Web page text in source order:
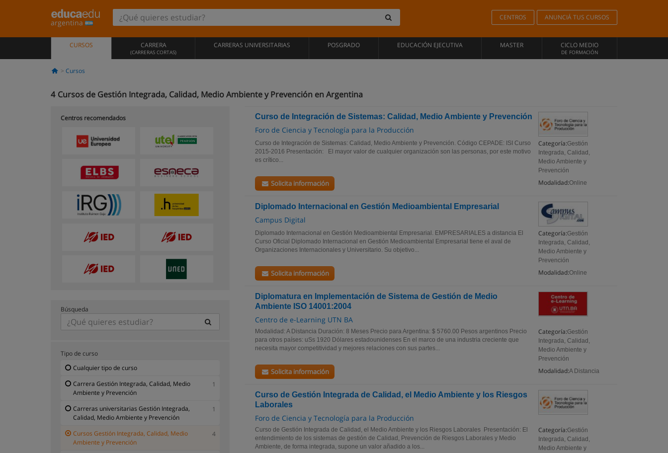
argentina
CENTROS ANUNCIÁ TUS CURSOS
CURSOS CARRERA
(CARRERAS CORTAS)
CARRERAS UNIVERSITARIAS POSGRADO EDUCACIÓN EJECUTIVA MASTER CICLO MEDIO
DE FORMACIÓN
Cursos
4 Cursos de Gestión Integrada, Calidad, Medio Ambiente y Prevención en Argentina
Curso de Integración de Sistemas: Calidad, Medio Ambiente y Prevención
Foro de Ciencia y Tecnología para la Producción
Categoría:Gestión
Integrada, Calidad,
Medio Ambiente y
Prevención
Modalidad:Online
Curso de Integración de Sistemas: Calidad, Medio Ambiente y Prevención. Código CEPADE: ISI Curso
2015-2016 Presentación: El mayor valor de cualquier organización son las personas, por este motivo
es crítico...
Solicita información
Diplomado Internacional en Gestión Medioambiental Empresarial
Campus Digital
Categoría:Gestión
Integrada, Calidad,
Medio Ambiente y
Prevención
Modalidad:Online
Diplomado Internacional en Gestión Medioambiental Empresarial. EMPRESARIALES a distancia El
Curso Oficial Diplomado Internacional en Gestión Medioambiental Empresarial tiene el aval de
Organizaciones Internacionales y Universitario. Su objetivo...
Solicita información
Diplomatura en Implementación de Sistema de Gestión de Medio
Ambiente ISO 14001:2004
Centro de e-Learning UTN BA
Categoría:Gestión
Integrada, Calidad,
Medio Ambiente y
Prevención
Modalidad:A Distancia
Modalidad: A Distancia Duración: 8 Meses Precio para Argentina: $ 5760.00 Pesos argentinos Precio
para otros países: uSs 1920 Dólares estadounidenses En el marco de una industria creciente que
necesita mayor competitividad y mejores relaciones con sus partes...
Solicita información
Curso de Gestión Integrada de Calidad, el Medio Ambiente y los Riesgos
Laborales
Foro de Ciencia y Tecnología para la Producción
Categoría:Gestión
Integrada, Calidad,
Medio Ambiente y
Curso de Gestión Integrada de Calidad, el Medio Ambiente y los Riesgos Laborales Presentación: El
entendimiento de los sistemas de gestión de Calidad, Prevención de Riesgos Laborales y Medio
Ambiente, de forma integrada, supone un valor añadido a los...
Centros recomendados
Búsqueda
Tipo de curso
Cualquier tipo de curso
Carrera Gestión Integrada, Calidad, Medio
Ambiente y Prevención
1
Carreras universitarias Gestión Integrada,
Calidad, Medio Ambiente y Prevención
1
Cursos Gestión Integrada, Calidad, Medio
Ambiente y Prevención
4